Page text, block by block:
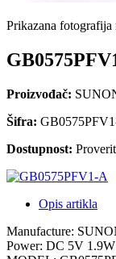
Prikazana fotografija
Proizvođač:
Šifra:
Dostupnost:
Opis artikla
Manufacture:
Power: DC 5V